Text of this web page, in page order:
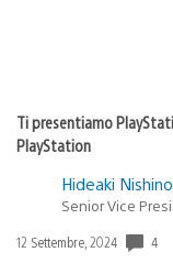
Ti presentiamo
PlayStation
Hideaki Nishino
Senior Vice
Data
12 Settembre, 2024 4